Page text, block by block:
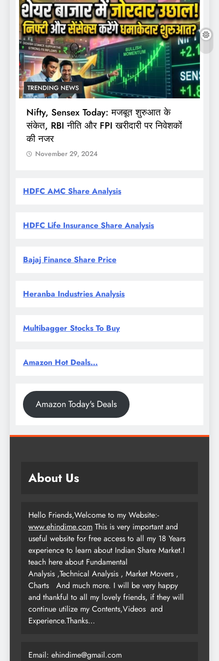
TRENDING NEWS
Nifty, Sensex Today: मजबूत शुरुआत के
संकेत, RBI नीति और FPI खरीदारी पर निवेशकों
की नजर
November 29, 2024
HDFC AMC Share Analysis
HDFC Life Insurance Share Analysis
Bajaj Finance Share Price
Heranba Industries Analysis
Multibagger Stocks To Buy
Amazon Hot Deals...
Amazon Today's Deals
About Us
Hello Friends,Welcome to my Website:-
www.ehindime.com This is very important and
useful website for free access to all my 18 Years
experience to learn about Indian Share Market.I
teach here about Fundamental
Analysis ,Technical Analysis , Market Movers ,
Charts
And much more. I will be very happy
and thankful to all my lovely friends, if they will
continue utilize my Contents,Videos and
Experience.Thanks…
Email: ehindime@gmail.com